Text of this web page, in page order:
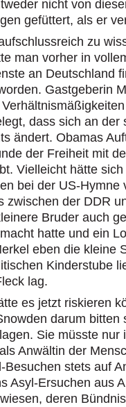
nicht von
gefüttert, als er
zu
man vorher in
an Deutschland
Gastgeberin
dass sich an
ändert. Obamas
der Freiheit mit
Vielleicht hätte
bei der US-
zwischen der DDR
Bruder auch
hatte und ein
eben die kleine
Kinderstube
lag.
es jetzt riskieren
darum
Sie müsste
Anwältin der
Besuchen stets auf
Asyl-Ersuchen aus
deren